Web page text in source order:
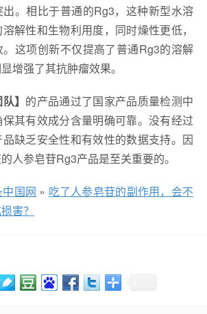
。相比于普通的Rg3，这种新型水溶
解性和生物利用度，同时燥性更低，
这项创新不仅提高了普通Rg3的溶解
增强了其抗肿瘤效果。
】 的产品通过了国家产品质量检测中
其有效成分含量明确可靠。没有经过
缺乏安全性和有效性的数据支持。因
人参皂苷Rg3产品是至关重要的。
中国网 » 吃了人参皂苷的副作用，会不
害？